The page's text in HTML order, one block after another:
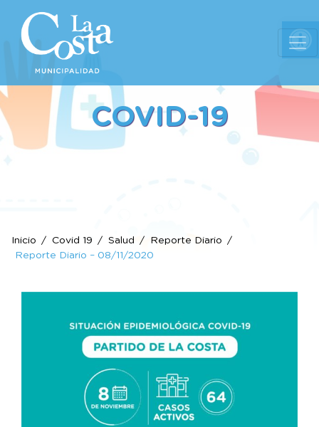
COVID-19
Inicio Covid 19 Salud
Reporte Diario
Reporte Diario – 08/11/2020